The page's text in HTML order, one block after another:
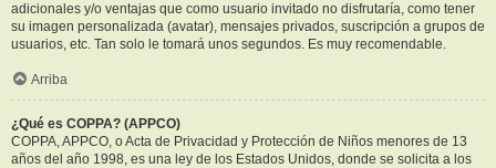
adicionales y/o ventajas que como usuario invitado no disfrutaría, como tener
su imagen personalizada (avatar), mensajes privados, suscripción a grupos de
usuarios, etc. Tan solo le tomará unos segundos. Es muy recomendable.
Arriba
¿Qué es COPPA? (APPCO)
COPPA, APPCO, o Acta de Privacidad y Protección de Niños menores de 13
años del año 1998, es una ley de los Estados Unidos, donde se solicita a los